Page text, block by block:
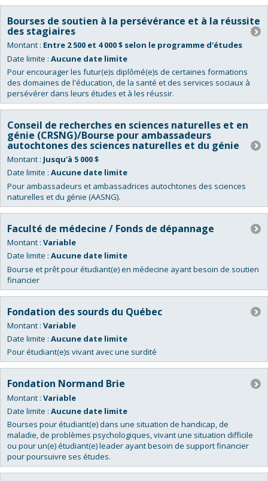
Bourses de soutien à la persévérance et à la réussite
des stagiaires
Montant : Entre 2 500 et 4 000 $ selon le programme d'études
Date limite : Aucune date limite
Pour encourager les futur(e)s diplômé(e)s de certaines formations
des domaines de l'éducation, de la santé et des services sociaux à
persévérer dans leurs études et à les réussir.
Conseil de recherches en sciences naturelles et en
génie (CRSNG)/Bourse pour ambassadeurs
autochtones des sciences naturelles et du génie
Montant : Jusqu'à 5 000 $
Date limite : Aucune date limite
Pour ambassadeurs et ambassadrices autochtones des sciences
naturelles et du génie (AASNG).
Faculté de médecine / Fonds de dépannage
Montant : Variable
Date limite : Aucune date limite
Bourse et prêt pour étudiant(e) en médecine ayant besoin de soutien
financier
Fondation des sourds du Québec
Montant : Variable
Date limite : Aucune date limite
Pour étudiant(e)s vivant avec une surdité
Fondation Normand Brie
Montant : Variable
Date limite : Aucune date limite
Bourses pour étudiant(e) dans une situation de handicap, de
maladie, de problèmes psychologiques, vivant une situation difficile
ou pour un(e) étudiant(e) leader ayant besoin de support financier
pour poursuivre ses études.